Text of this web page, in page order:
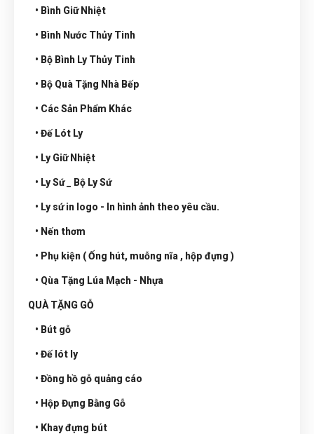
• Bình Giữ Nhiệt
• Bình Nước Thủy Tinh
• Bộ Bình Ly Thủy Tinh
• Bộ Quà Tặng Nhà Bếp
• Các Sản Phẩm Khác
• Đế Lót Ly
• Ly Giữ Nhiệt
• Ly Sứ _ Bộ Ly Sứ
• Ly sứ in logo - In hình ảnh theo yêu cầu.
• Nến thơm
• Phụ kiện ( Ống hút, muỗng nĩa , hộp đựng )
• Qùa Tặng Lúa Mạch - Nhựa
QUÀ TẶNG GỖ
• Bút gỗ
• Đế lót ly
• Đồng hồ gỗ quảng cáo
• Hộp Đựng Bằng Gỗ
• Khay đựng bút